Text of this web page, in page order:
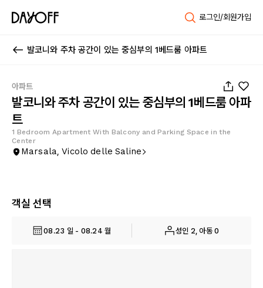
로그인/회원가입
발코니와 주차 공간이 있는 중심부의 1베드룸 아파트
아파트
발코니와 주차 공간이 있는 중심부의 1베드룸 아파
트
1 Bedroom Apartment With Balcony and Parking Space in the
Center
Marsala, Vicolo delle Saline
객실 선택
08.23 일 - 08.24 월 성인 2, 아동 0